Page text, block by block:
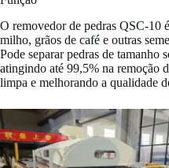
O removedor de pedras QSC-10
milho, grãos de café e outras
Pode separar pedras de tamanho
atingindo até 99,5% na remoção
limpa e melhorando a qualidade